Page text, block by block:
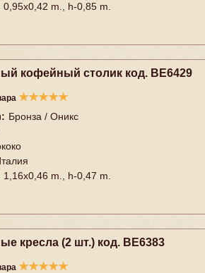
0,95x0,42 m., h-0,85 m.
кофейный столик код. BE6429
★★★★★
Бронза / Оникс
1,16x0,46 m., h-0,47 m.
кресла (2 шт.) код. BE6383
★★★★★